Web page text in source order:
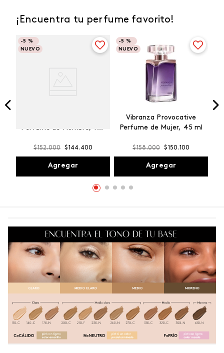
¡Encuentra tu perfume favorito!
-5 %
NUEVO
Perfume de Hombre, 100
$152.000 $144 .400
Agregar
-5 %
NUEVO
Vibranza Provocative
Perfume de Mujer, 45 ml
$158.000 $150 .100
Agregar